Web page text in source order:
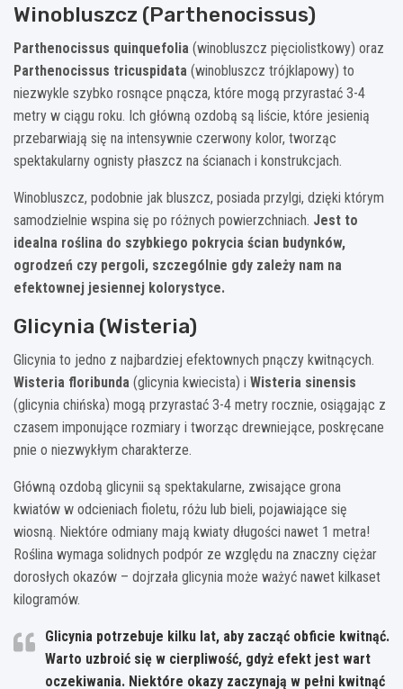
Winobluszcz (Parthenocissus)
Parthenocissus quinquefolia (winobluszcz pięciolistkowy) oraz
Parthenocissus tricuspidata (winobluszcz trójklapowy) to
niezwykle szybko rosnące pnącza, które mogą przyrastać 3-4
metry w ciągu roku. Ich główną ozdobą są liście, które jesienią
przebarwiają się na intensywnie czerwony kolor, tworząc
spektakularny ognisty płaszcz na ścianach i konstrukcjach.
Winobluszcz, podobnie jak bluszcz, posiada przylgi, dzięki którym
samodzielnie wspina się po różnych powierzchniach. Jest to
idealna roślina do szybkiego pokrycia ścian budynków,
ogrodzeń czy pergoli, szczególnie gdy zależy nam na
efektownej jesiennej kolorystyce.
Glicynia (Wisteria)
Glicynia to jedno z najbardziej efektownych pnączy kwitnących.
Wisteria floribunda (glicynia kwiecista) i Wisteria sinensis
(glicynia chińska) mogą przyrastać 3-4 metry rocznie, osiągając z
czasem imponujące rozmiary i tworząc drewniejące, poskręcane
pnie o niezwykłym charakterze.
Główną ozdobą glicynii są spektakularne, zwisające grona
kwiatów w odcieniach fioletu, różu lub bieli, pojawiające się
wiosną. Niektóre odmiany mają kwiaty długości nawet 1 metra!
Roślina wymaga solidnych podpór ze względu na znaczny ciężar
dorosłych okazów – dojrzała glicynia może ważyć nawet kilkaset
kilogramów.
Glicynia potrzebuje kilku lat, aby zacząć obficie kwitnąć.
Warto uzbroić się w cierpliwość, gdyż efekt jest wart
oczekiwania. Niektóre okazy zaczynają w pełni kwitnąć